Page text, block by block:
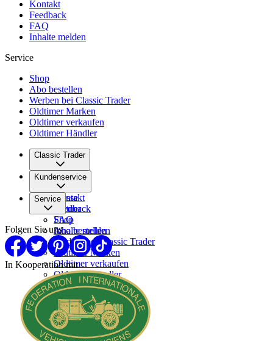
Kontakt
Feedback
FAQ
Inhalte melden
Service
Shop
Abo bestellen
Werben bei Classic Trader
Oldtimer Marken
Oldtimer verkaufen
Oldtimer Händler
Classic Trader
Über uns
Karriere
Presse
Partner
Kundenservice
Kontakt
Feedback
FAQ
Inhalte melden
Service
Shop
Abo bestellen
Werben bei Classic Trader
Oldtimer Marken
Oldtimer verkaufen
Oldtimer Händler
Folgen Sie uns
In Kooperation mit